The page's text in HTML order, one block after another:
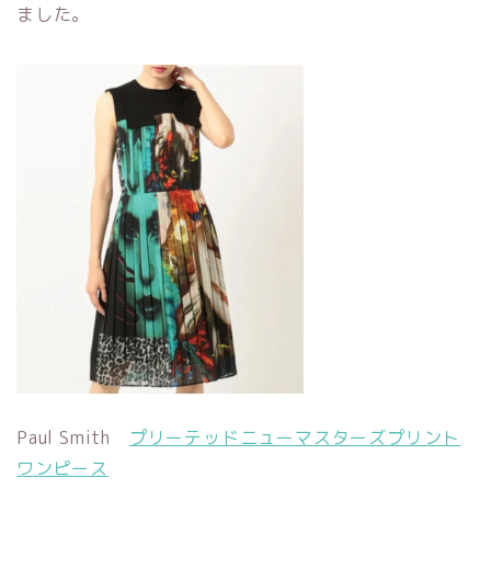
ました。
Paul Smith プリーテッドニューマスターズプリント
ワンピース